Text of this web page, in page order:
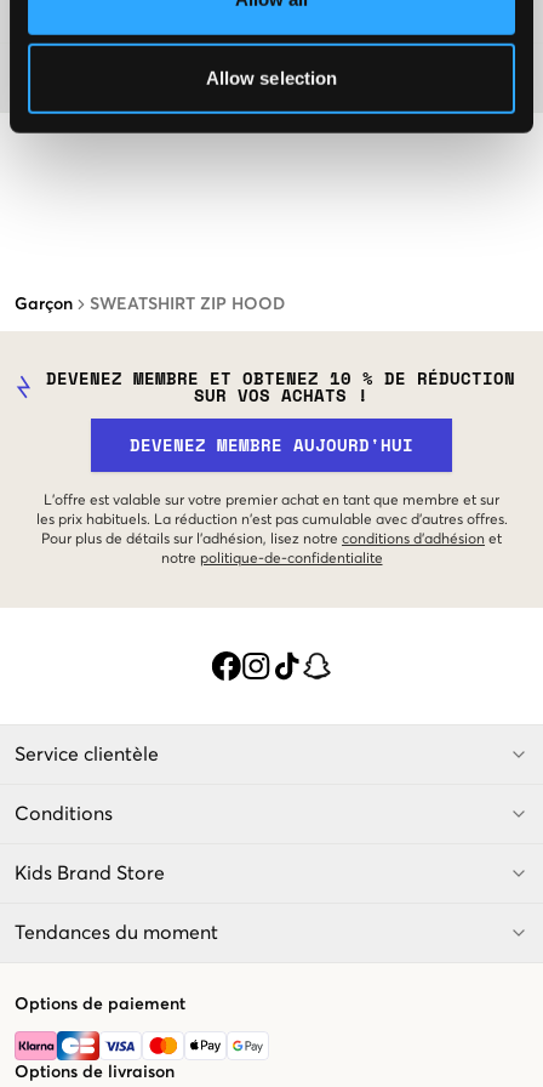
Allow selection
Garçon SWEATSHIRT ZIP HOOD
Plus d'informations sur les instructions de lavage
DEVENEZ MEMBRE ET OBTENEZ 10 % DE RÉDUCTION
SUR VOS ACHATS !
DEVENEZ MEMBRE AUJOURD'HUI
L'offre est valable sur votre premier achat en tant que membre et sur
les prix habituels. La réduction n'est pas cumulable avec d'autres offres.
Pour plus de détails sur l'adhésion, lisez notre conditions d'adhésion et
notre politique-de-confidentialite
Service clientèle
Conditions
Kids Brand Store
Tendances du moment
Options de paiement
Options de livraison